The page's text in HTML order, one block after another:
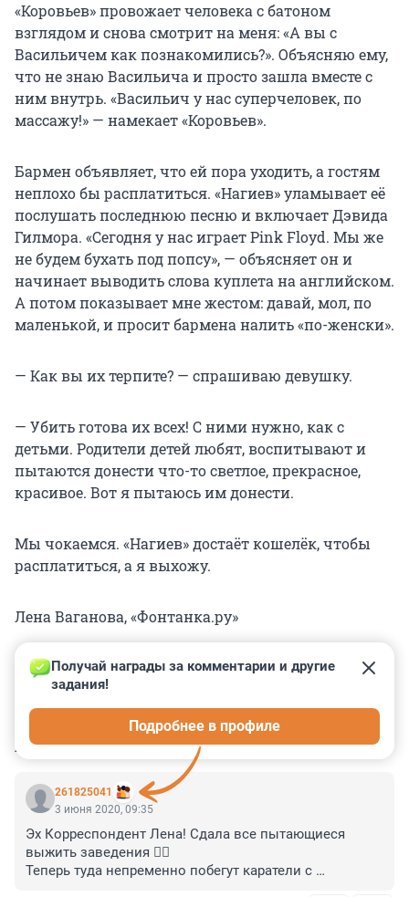
«Коровьев» провожает человека с батоном
взглядом и снова смотрит на меня: «А вы с
Васильичем как познакомились?». Объясняю ему,
что не знаю Васильича и просто зашла вместе с
ним внутрь. «Васильич у нас суперчеловек, по
массажу!» — намекает «Коровьев».
Бармен объявляет, что ей пора уходить, а гостям
неплохо бы расплатиться. «Нагиев» уламывает её
послушать последнюю песню и включает Дэвида
Гилмора. «Сегодня у нас играет Pink Floyd. Мы же
не будем бухать под попсу», — объясняет он и
начинает выводить слова куплета на английском.
А потом показывает мне жестом: давай, мол, по
маленькой, и просит бармена налить «по-женски».
— Как вы их терпите? — спрашиваю девушку.
— Убить готова их всех! С ними нужно, как с
детьми. Родители детей любят, воспитывают и
пытаются донести что-то светлое, прекрасное,
красивое. Вот я пытаюсь им донести.
Мы чокаемся. «Нагиев» достаёт кошелёк, чтобы
расплатиться, а я выхожу.
Лена Ваганова, «Фонтанка.ру»
КОММЕНТАРИИ 29
261825041
Получай награды за комментарии и другие
задания!
Подробнее в профиле
3 июня 2020, 09:35
Эх Корреспондент Лена! Сдала все пытающиеся
выжить заведения 🤦‍♂️
Теперь туда непременно побегут каратели с